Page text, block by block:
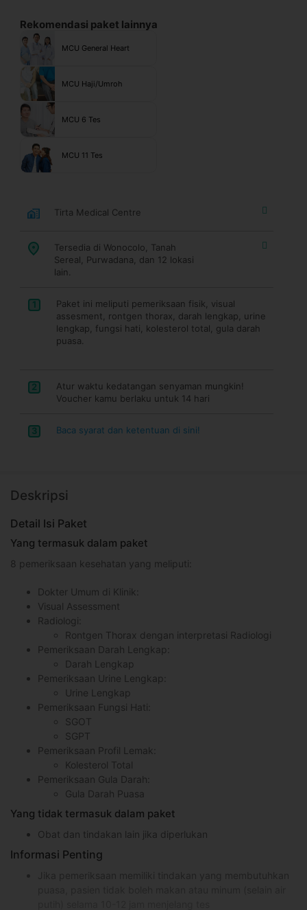
Rekomendasi paket lainnya
MCU General Heart
MCU Haji/Umroh
MCU 6 Tes
MCU 11 Tes
Tirta Medical Centre
Tersedia di Wonocolo, Tanah
Sereal, Purwadana, dan 12 lokasi
lain.
1
Paket ini meliputi pemeriksaan fisik, visual
assesment, rontgen thorax, darah lengkap, urine
lengkap, fungsi hati, kolesterol total, gula darah
puasa.
2
Atur waktu kedatangan senyaman mungkin!
Voucher kamu berlaku untuk 14 hari
3 Baca syarat dan ketentuan di sini!
Deskripsi
Detail Isi Paket
Yang termasuk dalam paket
8 pemeriksaan kesehatan yang meliputi:
Dokter Umum di Klinik:
Visual Assessment
Radiologi:
Rontgen Thorax dengan interpretasi Radiologi
Pemeriksaan Darah Lengkap:
Darah Lengkap
Pemeriksaan Urine Lengkap:
Urine Lengkap
Pemeriksaan Fungsi Hati:
SGOT
SGPT
Pemeriksaan Profil Lemak:
Kolesterol Total
Pemeriksaan Gula Darah:
Gula Darah Puasa
Yang tidak termasuk dalam paket
Obat dan tindakan lain jika diperlukan
Informasi Penting